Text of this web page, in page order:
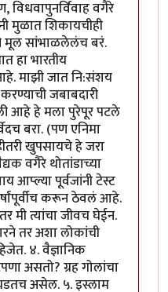
विधवापुनर्विवाह वगैरे
मुळात शिकायचीही
मूल सांभाळलेलंच बरं.
हा भारतीय
माझी जात नि:संशय
जबाबदारी
आहे हे मला पुरेपूर पटले
बरा. (पण एनिमा
खुपसायचे हे जरा
वगैरे थोतांडाच्या
आप्ल्या पूर्वजांनी टेस्ट
करून ठेवलं आहे.
मी त्यांचा जीवच घेईन.
तर अशा लोकांची
४. वैज्ञानिक
असतो? ग्रह गोलांचा
असेल. ५. इस्लाम